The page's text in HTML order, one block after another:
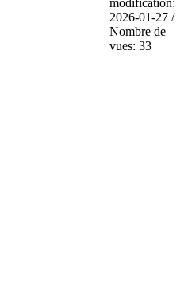
2026-01-27 /
Nombre de
vues: 33